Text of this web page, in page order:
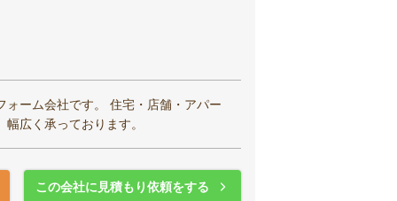
ーム会社です。 住宅・店舗・アパー
広く承っております。
この会社に見積もり依頼をする